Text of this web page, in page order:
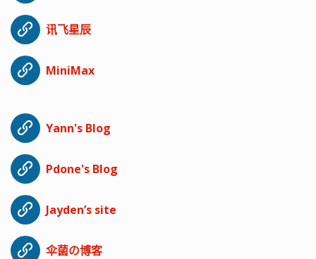
讯飞星辰
MiniMax
Yann's Blog
Pdone's Blog
Jayden’s site
伞菌の博客